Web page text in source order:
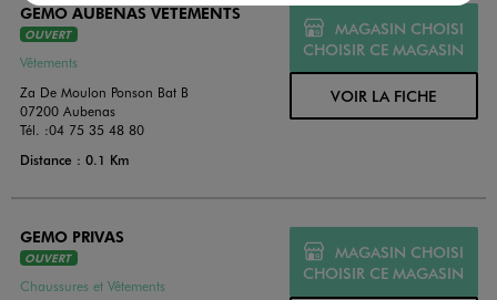
GEMO AUBENAS VETEMENTS
OUVERT
Vêtements
Za De Moulon Ponson Bat B
07200 Aubenas
Tél. :04 75 35 48 80
Distance : 0.1 Km
MAGASIN CHOISI
CHOISIR CE MAGASIN
VOIR LA FICHE
GEMO PRIVAS
OUVERT
Chaussures et Vêtements
MAGASIN CHOISI
CHOISIR CE MAGASIN